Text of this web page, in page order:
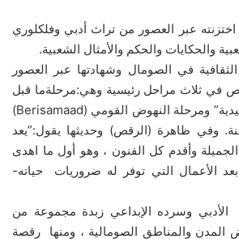
اختزنته عبر العصور من تراث أدبي وفلكلوري
والحكايات والحكم والأمثال الشعبية.
في الصومال وشهادتها عبر العصور
في ثلاث مراحل رئيسية وهي:مرحلةما قبل
الاستعمار”الثقافة التقليدية” ومرحلة النهوض القومي (Berisamaad)
وفي ظاهرة (الرقص) وحديثها يقول:”يعد
وأقدم كل الفنون ، وهو أول ما اهدى
بعد الأعمال التي توفر له ضروريات حياته-
الأدبي وسرده الإبداعي زبدة مجموعة من
المدن والمناطق الصومالية ، ومنها رقصة